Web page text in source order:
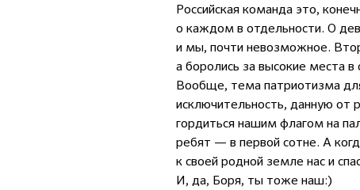
Российская команда это,
о каждом в отдельности. О
и мы, почти невозможное.
а боролись за высокие места
Вообще, тема патриотизма
исключительность, данную от
гордиться нашим флагом на
ребят — в первой сотне. А
к своей родной земле нас и
И, да, Боря, ты тоже наш:)